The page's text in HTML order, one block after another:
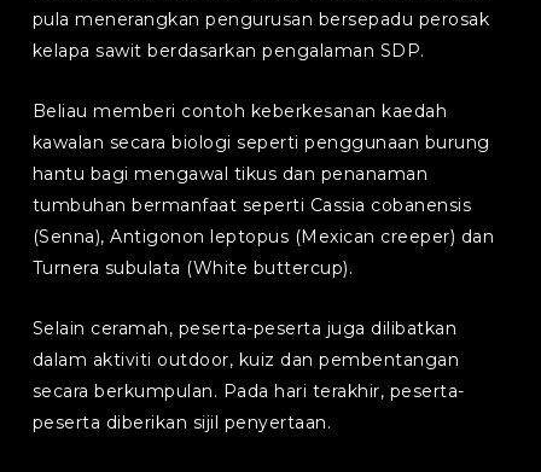
pula menerangkan pengurusan bersepadu perosak
kelapa sawit berdasarkan pengalaman SDP.
Beliau memberi contoh keberkesanan kaedah
kawalan secara biologi seperti penggunaan burung
hantu bagi mengawal tikus dan penanaman
tumbuhan bermanfaat seperti Cassia cobanensis
(Senna), Antigonon leptopus (Mexican creeper) dan
Turnera subulata (White buttercup).
Selain ceramah, peserta-peserta juga dilibatkan
dalam aktiviti outdoor, kuiz dan pembentangan
secara berkumpulan. Pada hari terakhir, peserta-
peserta diberikan sijil penyertaan.